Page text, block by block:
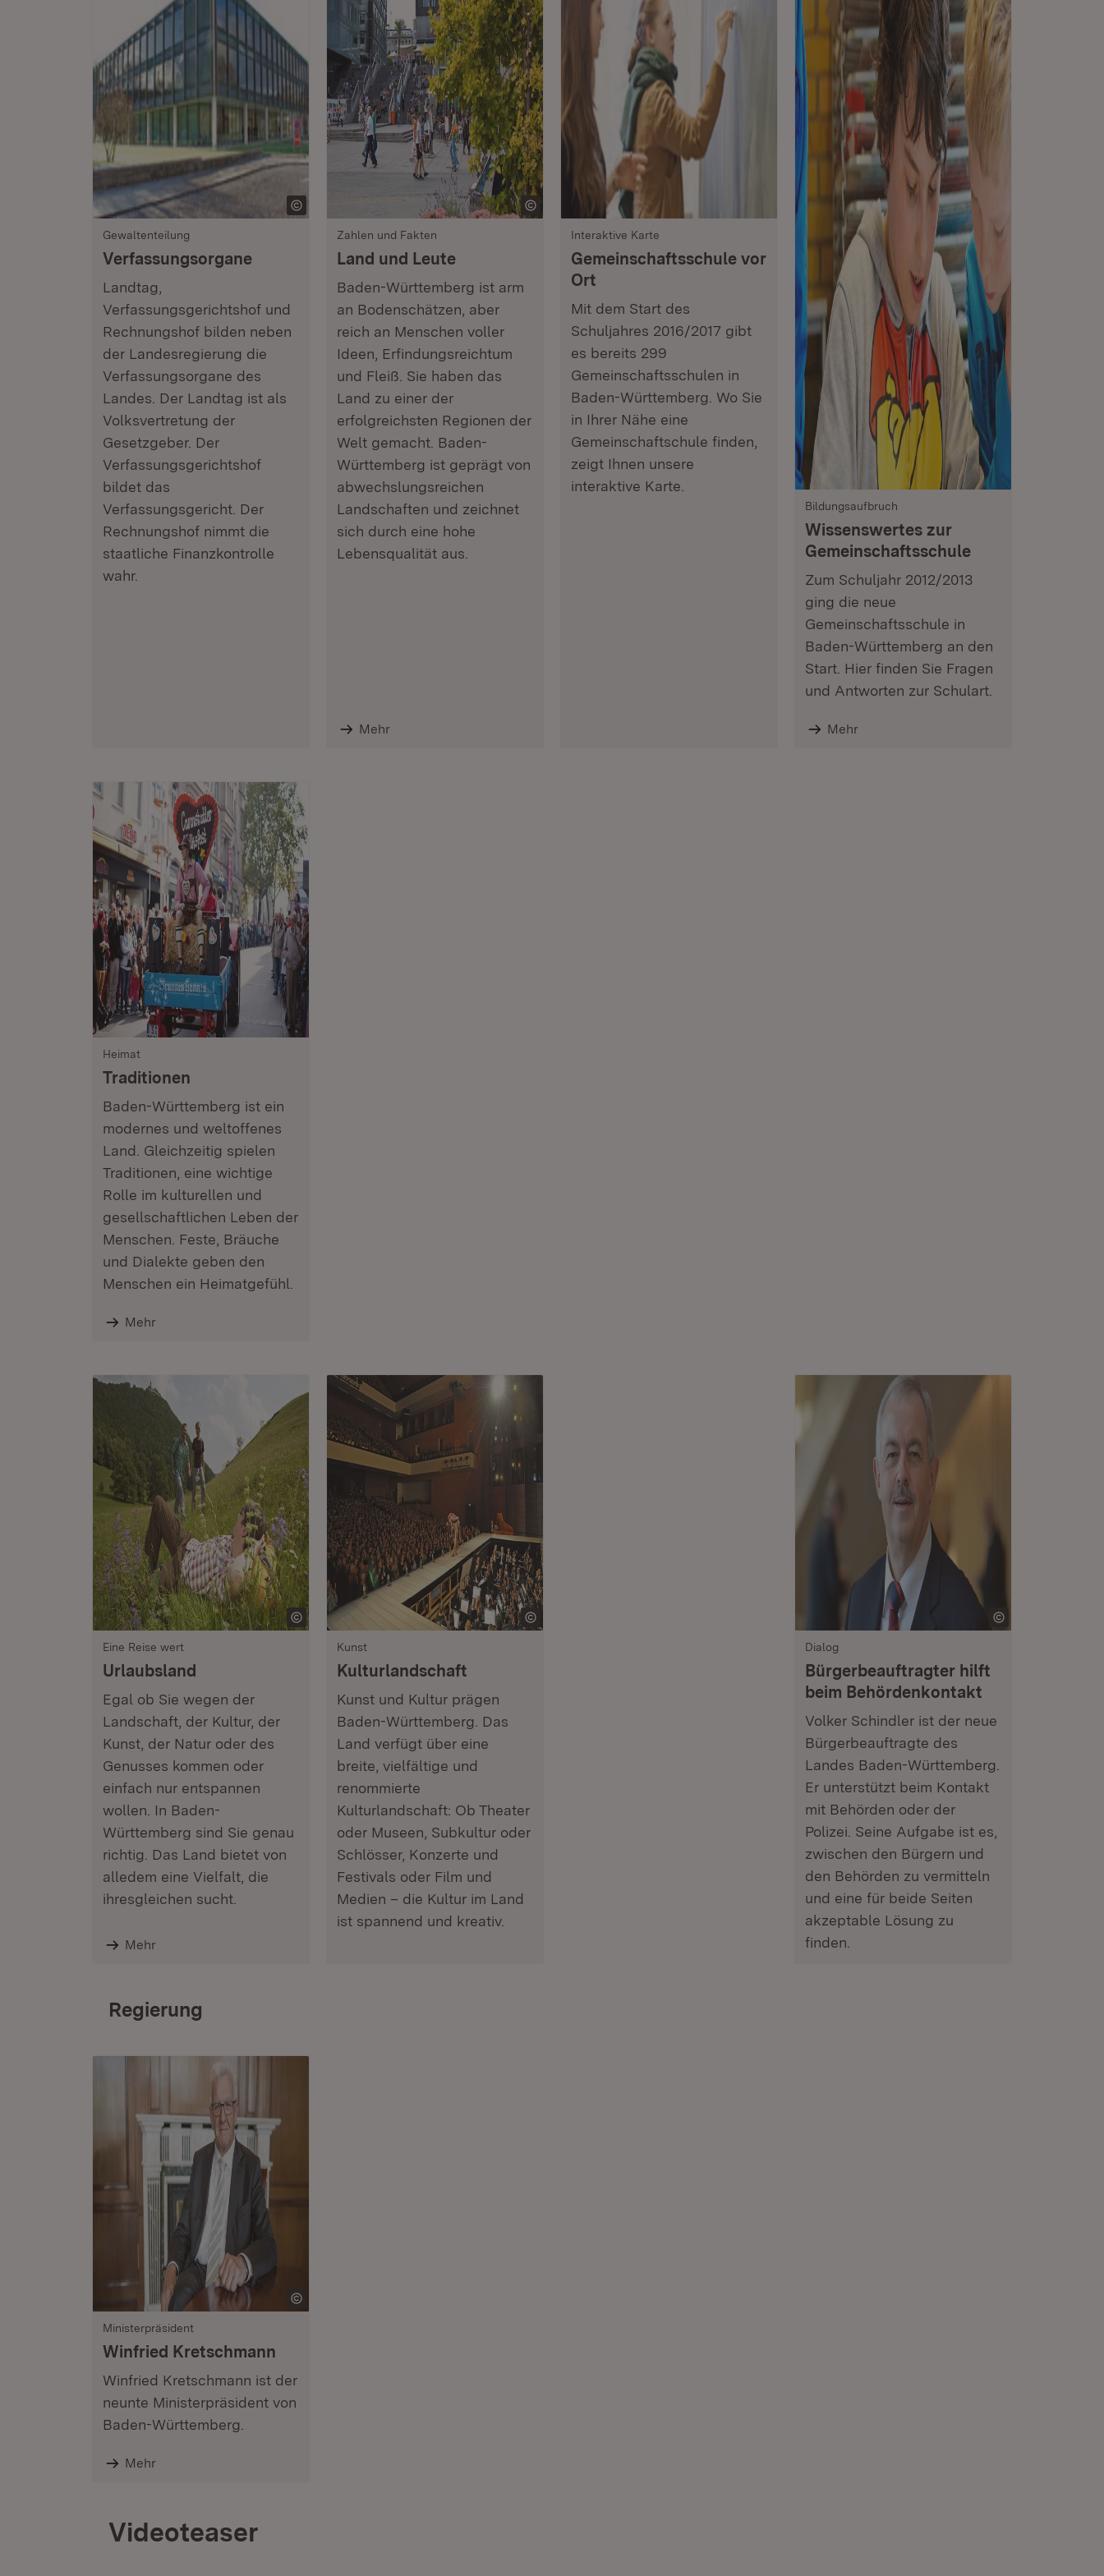
Gewaltenteilung
Verfassungsorgane
Landtag,
Verfassungsgerichtshof und
Rechnungshof bilden neben
der Landesregierung die
Verfassungsorgane des
Landes. Der Landtag ist als
Volksvertretung der
Gesetzgeber. Der
Verfassungsgerichtshof
bildet das
Verfassungsgericht. Der
Rechnungshof nimmt die
staatliche Finanzkontrolle
wahr.
Zahlen und Fakten
Land und Leute
Baden-Württemberg ist arm
an Bodenschätzen, aber
reich an Menschen voller
Ideen, Erfindungsreichtum
und Fleiß. Sie haben das
Land zu einer der
erfolgreichsten Regionen der
Welt gemacht. Baden-
Württemberg ist geprägt von
abwechslungsreichen
Landschaften und zeichnet
sich durch eine hohe
Lebensqualität aus.
Mehr
Interaktive Karte
Gemeinschaftsschule vor
Ort
Mit dem Start des
Schuljahres 2016/2017 gibt
es bereits 299
Gemeinschaftsschulen in
Baden-Württemberg. Wo Sie
in Ihrer Nähe eine
Gemeinschaftschule finden,
zeigt Ihnen unsere
interaktive Karte.
Bildungsaufbruch
Wissenswertes zur
Gemeinschaftsschule
Zum Schuljahr 2012/2013
ging die neue
Gemeinschaftsschule in
Baden-Württemberg an den
Start. Hier finden Sie Fragen
und Antworten zur Schulart.
Mehr
Heimat
Traditionen
Baden-Württemberg ist ein
modernes und weltoffenes
Land. Gleichzeitig spielen
Traditionen, eine wichtige
Rolle im kulturellen und
gesellschaftlichen Leben der
Menschen. Feste, Bräuche
und Dialekte geben den
Menschen ein Heimatgefühl.
Mehr
Eine Reise wert
Urlaubsland
Egal ob Sie wegen der
Landschaft, der Kultur, der
Kunst, der Natur oder des
Genusses kommen oder
einfach nur entspannen
wollen. In Baden-
Württemberg sind Sie genau
richtig. Das Land bietet von
alledem eine Vielfalt, die
ihresgleichen sucht.
Mehr
Kunst
Kulturlandschaft
Kunst und Kultur prägen
Baden-Württemberg. Das
Land verfügt über eine
breite, vielfältige und
renommierte
Kulturlandschaft: Ob Theater
oder Museen, Subkultur oder
Schlösser, Konzerte und
Festivals oder Film und
Medien – die Kultur im Land
ist spannend und kreativ.
Dialog
Bürgerbeauftragter hilft
beim Behördenkontakt
Volker Schindler ist der neue
Bürgerbeauftragte des
Landes Baden-Württemberg.
Er unterstützt beim Kontakt
mit Behörden oder der
Polizei. Seine Aufgabe ist es,
zwischen den Bürgern und
den Behörden zu vermitteln
und eine für beide Seiten
akzeptable Lösung zu
finden.
Regierung
Ministerpräsident
Winfried Kretschmann
Winfried Kretschmann ist der
neunte Ministerpräsident von
Baden-Württemberg.
Mehr
Videoteaser